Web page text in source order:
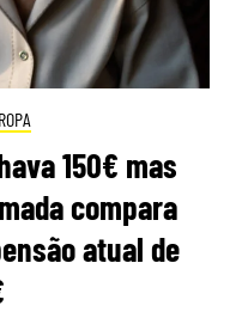
150€ mas
compara
atual de